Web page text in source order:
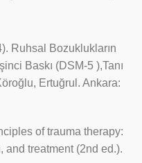
Ruhsal Bozuklukların
Baskı (DSM-5 ),Tanı
Ertuğrul. Ankara:
of trauma therapy:
and treatment (2nd ed.).